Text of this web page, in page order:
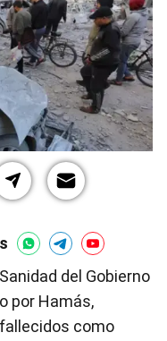
del Gobierno
por Hamás,
como